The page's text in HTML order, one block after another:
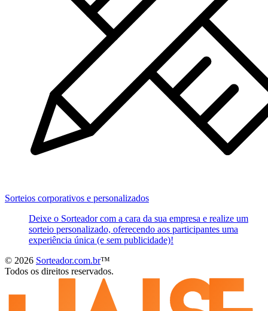
Sorteios corporativos e personalizados
Deixe o Sorteador com a cara da sua empresa e realize um
sorteio personalizado, oferecendo aos participantes uma
experiência única (e sem publicidade)!
© 2026 Sorteador.com.br™
Todos os direitos reservados.